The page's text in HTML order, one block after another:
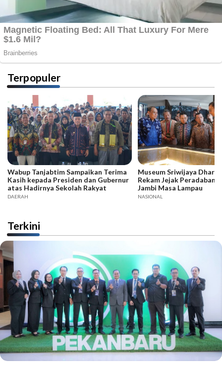
Terpopuler
Wabup Tanjabtim Sampaikan Terima
Kasih kepada Presiden dan Gubernur
atas Hadirnya Sekolah Rakyat
DAERAH
Museum Sriwijaya
Rekam Jejak Peradaban
Jambi Masa Lampau
NASIONAL
Terkini